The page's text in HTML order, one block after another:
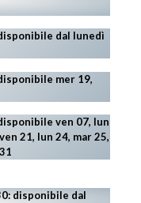
dal lunedì
mer 19,
ven 07, lun
21, lun 24, mar 25,
disponibile dal